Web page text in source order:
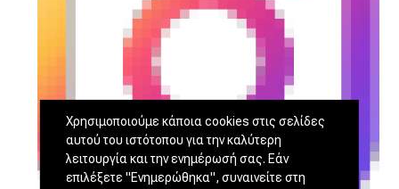
Χρησιμοποιούμε κάποια cookies στις σελίδες
αυτού του ιστότοπου για την καλύτερη
λειτουργία και την ενημέρωσή σας. Εάν
επιλέξετε "Ενημερώθηκα", συναινείτε στη